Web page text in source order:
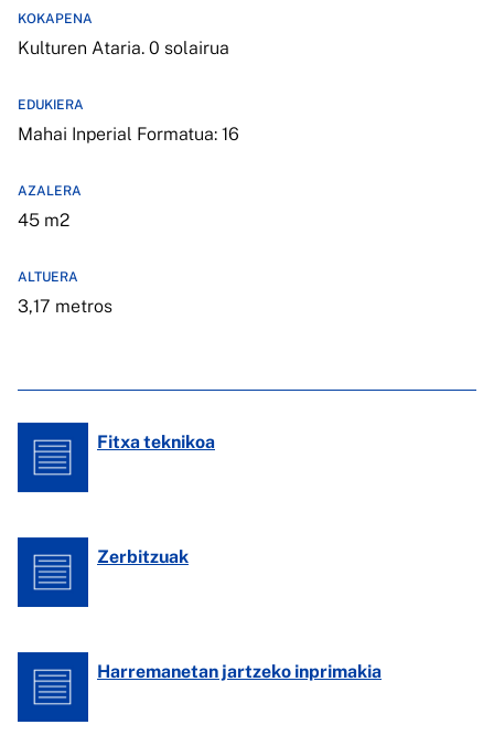
KOKAPENA
Kulturen Ataria. 0 solairua
EDUKIERA
Mahai Inperial Formatua: 16
AZALERA
45 m2
ALTUERA
3,17 metros
Fitxa teknikoa
Zerbitzuak
Harremanetan jartzeko inprimakia